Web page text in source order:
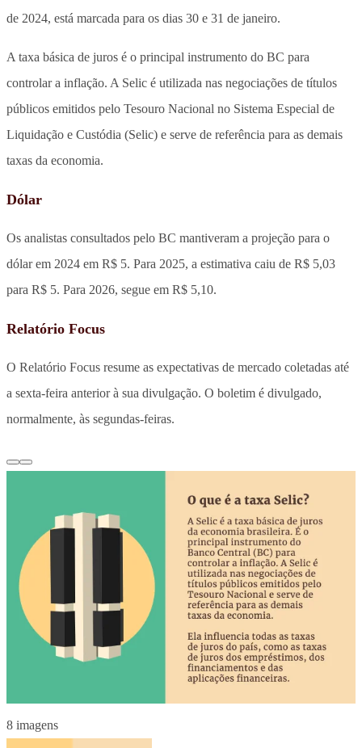
de 2024, está marcada para os dias 30 e 31 de janeiro.
A taxa básica de juros é o principal instrumento do BC para
controlar a inflação. A Selic é utilizada nas negociações de títulos
públicos emitidos pelo Tesouro Nacional no Sistema Especial de
Liquidação e Custódia (Selic) e serve de referência para as demais
taxas da economia.
Dólar
Os analistas consultados pelo BC mantiveram a projeção para o
dólar em 2024 em R$ 5. Para 2025, a estimativa caiu de R$ 5,03
para R$ 5. Para 2026, segue em R$ 5,10.
Relatório Focus
O Relatório Focus resume as expectativas de mercado coletadas até
a sexta-feira anterior à sua divulgação. O boletim é divulgado,
normalmente, às segundas-feiras.
8 imagens